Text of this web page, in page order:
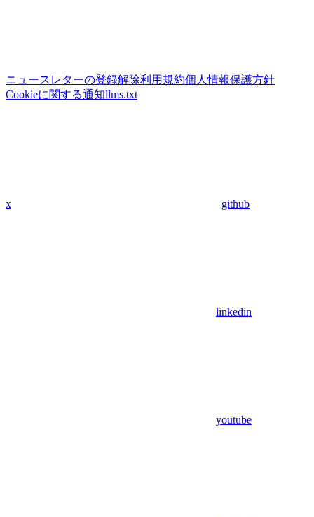
ニュースレターの登録解除利用規約個人情報保護方針
Cookieに関する通知llms.txt
x github
linkedin
youtube